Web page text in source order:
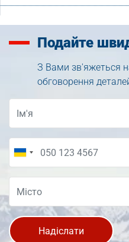
Подайте
З Вами зв'яжеться
обговорення
Надіслати